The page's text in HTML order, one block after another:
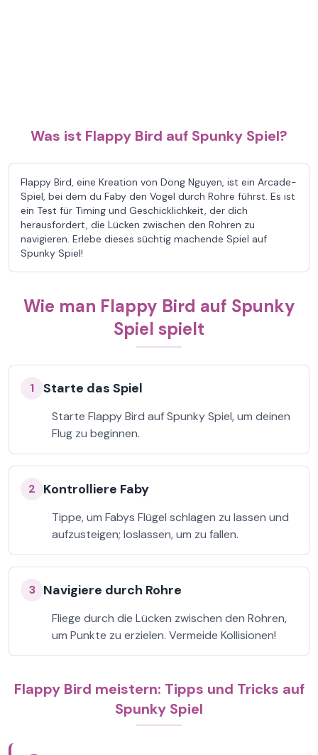
Was ist Flappy Bird auf Spunky Spiel?
Flappy Bird, eine Kreation von Dong Nguyen, ist ein Arcade-
Spiel, bei dem du Faby den Vogel durch Rohre führst. Es ist
ein Test für Timing und Geschicklichkeit, der dich
herausfordert, die Lücken zwischen den Rohren zu
navigieren. Erlebe dieses süchtig machende Spiel auf
Spunky Spiel!
Wie man Flappy Bird auf Spunky
Spiel spielt
1 Starte das Spiel
Starte Flappy Bird auf Spunky Spiel, um deinen
Flug zu beginnen.
2 Kontrolliere Faby
Tippe, um Fabys Flügel schlagen zu lassen und
aufzusteigen; loslassen, um zu fallen.
3 Navigiere durch Rohre
Fliege durch die Lücken zwischen den Rohren,
um Punkte zu erzielen. Vermeide Kollisionen!
Flappy Bird meistern: Tipps und Tricks auf
Spunky Spiel